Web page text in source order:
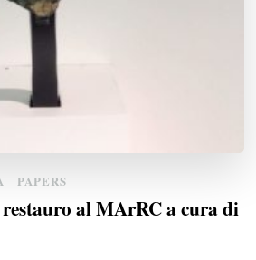
PAPERS
restauro al MArRC a cura di